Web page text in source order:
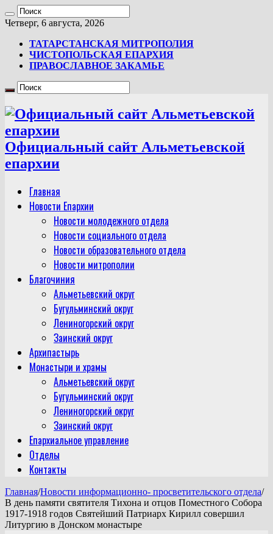
Четверг, 6 августа, 2026
ТАТАРСТАНСКАЯ МИТРОПОЛИЯ
ЧИСТОПОЛЬСКАЯ ЕПАРХИЯ
ПРАВОСЛАВНОЕ ЗАКАМЬЕ
Официальный сайт Альметьевской
епархии
Главная
Новости Епархии
Новости молодежного отдела
Новости социального отдела
Новости образовательного отдела
Новости митрополии
Благочиния
Альметьевский округ
Бугульминский округ
Лениногорский округ
Заинский округ
Архипастырь
Монастыри и храмы
Альметьевский округ
Бугульминский округ
Лениногорский округ
Заинский округ
Епархиальное управление
Отделы
Контакты
Главная/Новости информационно- просветительского отдела/
В день памяти святителя Тихона и отцов Поместного Собора
1917-1918 годов Святейший Патриарх Кирилл совершил
Литургию в Донском монастыре